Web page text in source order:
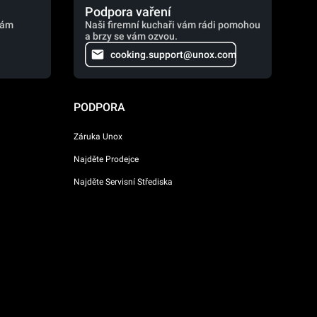
Podpora vaření
Naši firemní kuchaři vám rádi pomohou
a brzy se vám ozvou.
cooking.support@unox.com
PODPORA
Záruka Unox
Najděte Prodejce
Najděte Servisní Střediska